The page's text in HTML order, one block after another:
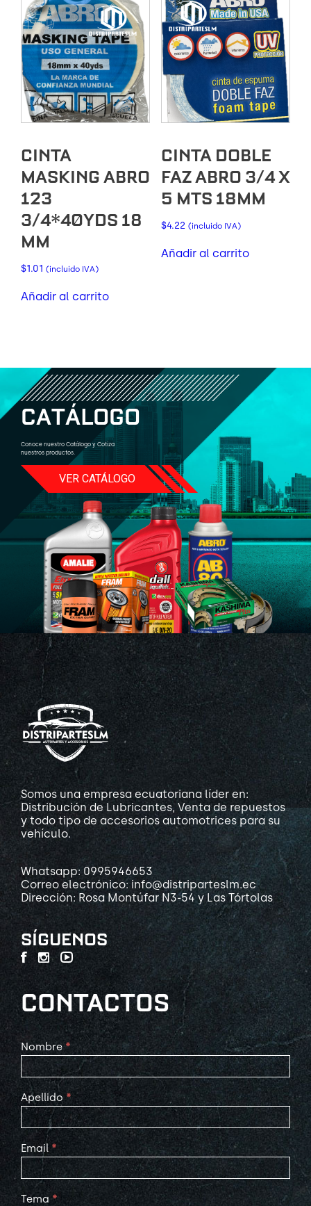
CINTA
MASKING ABRO
123
3/4*40YDS 18
MM
$1.01 (incluido IVA)
Añadir al carrito
CINTA DOBLE
FAZ ABRO 3/4 X
5 MTS 18MM
$4.22 (incluido IVA)
Añadir al carrito
CATÁLOGO
Conoce nuestro Catálogo y Cotiza
nuestros productos.
VER CATÁLOGO
Somos una empresa ecuatoriana líder en:
Distribución de Lubricantes, Venta de repuestos
y todo tipo de accesorios automotrices para su
vehículo.
Whatsapp: 0995946653
Correo electrónico: info@distriparteslm.ec
Dirección: Rosa Montúfar N3-54 y Las Tórtolas
SÍGUENOS
CONTACTOS
Contact
Us
Nombre *
Apellido *
Email *
Tema *